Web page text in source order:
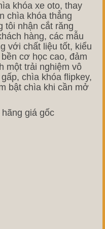
khóa xe oto, thay
chìa khóa thẳng
tôi nhận cắt răng
hàng, các mẫu
với chất liệu tốt, kiểu
cơ học cao, đảm
một trải nghiệm vô
chìa khóa flipkey,
bật chìa khi cần mở
giá gốc